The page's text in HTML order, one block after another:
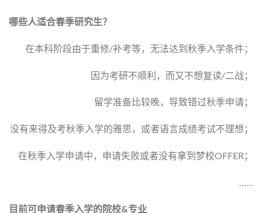
哪些人适合春季研究生？
在本科阶段由于重修/补考等，无法达到秋季入学条件；
因为考研不顺利，而又不想复读/二战；
留学准备比较晚，导致错过秋季申请；
没有来得及考秋季入学的雅思，或者语言成绩考试不理想；
在秋季入学申请中，申请失败或者没有拿到梦校OFFER；
目前可申请春季入学的院校&专业